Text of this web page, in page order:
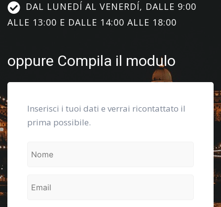
DAL LUNEDÍ AL VENERDÍ, DALLE 9:00
ALLE 13:00 E DALLE 14:00 ALLE 18:00
oppure Compila il modulo
Inserisci i tuoi dati e verrai ricontattato il
prima possibile.